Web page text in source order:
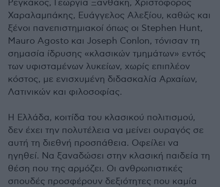
Ρεγκάκος, Γεωργία Ξανθάκη, Χριστόφορος
Χαραλαμπάκης, Ευάγγελος Αλεξίου, καθώς και
ξένοι πανεπιστημιακοί όπως οι Stephen Hunt,
Mauro Agosto και Joseph Conlon, τόνισαν τη
σημασία ίδρυσης «κλασικών τμημάτων» εντός
των υφισταμένων λυκείων, χωρίς επιπλέον
κόστος, με ενισχυμένη διδασκαλία Αρχαίων,
Λατινικών και φιλοσοφίας.
Η Ελλάδα, κοιτίδα του κλασικού πολιτισμού,
δεν έχει την πολυτέλεια να μείνει ουραγός σε
αυτή τη διεθνή προσπάθεια. Οφείλει να
ηγηθεί. Να ξαναδώσει στην κλασική παιδεία τη
θέση που της αρμόζει. Οι ανθρωπιστικές
σπουδές προσφέρουν δεξιότητες που καμία